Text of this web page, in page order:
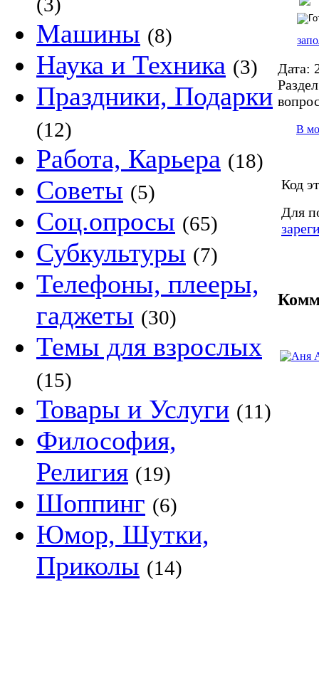
Машины (8)
Наука и Техника (3)
Праздники, Подарки
(12)
Работа, Карьера (18)
Советы (5)
Соц.опросы (65)
Субкультуры (7)
Телефоны, плееры,
гаджеты (30)
Темы для взрослых
(15)
Товары и Услуги (11)
Философия,
Религия (19)
Шоппинг (6)
Юмор, Шутки,
Приколы (14)
Дата:
В
Код
Для